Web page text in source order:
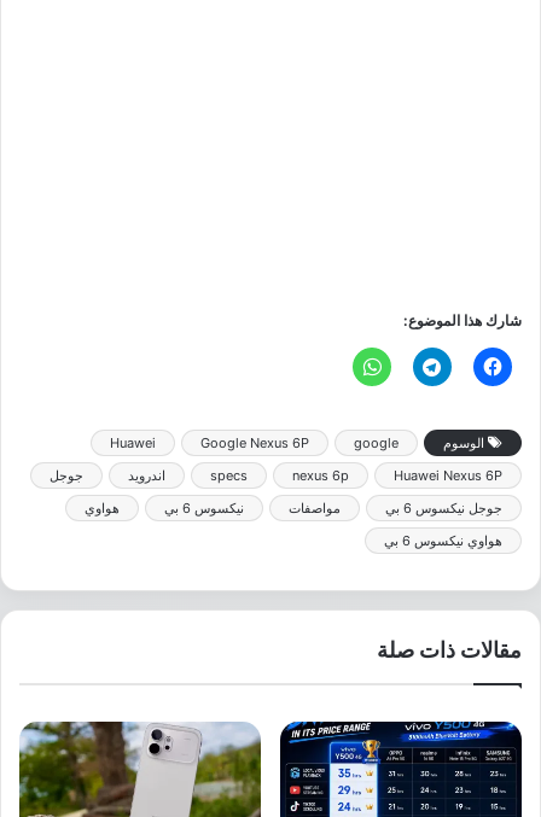
شارك هذا الموضوع:
الوسوم google
Google Nexus 6P
Huawei
Huawei Nexus 6P
nexus 6p
specs اندرويد
جوجل
جوجل نيكسوس 6 بي
مواصفات نيكسوس 6 بي
هواوي
هواوي نيكسوس 6 بي
مقالات ذات صلة